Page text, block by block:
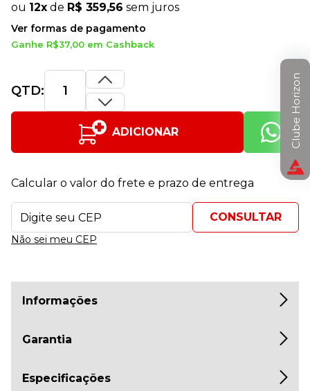
ou 12x de R$ 359,56 sem juros
Ver formas de pagamento
Ganhe R$37,00 em Cashback
QTD:
ADICIONAR
Calcular o valor do frete e prazo de entrega
Não sei meu CEP
Informações
Garantia
Especificações
Clube Horizon